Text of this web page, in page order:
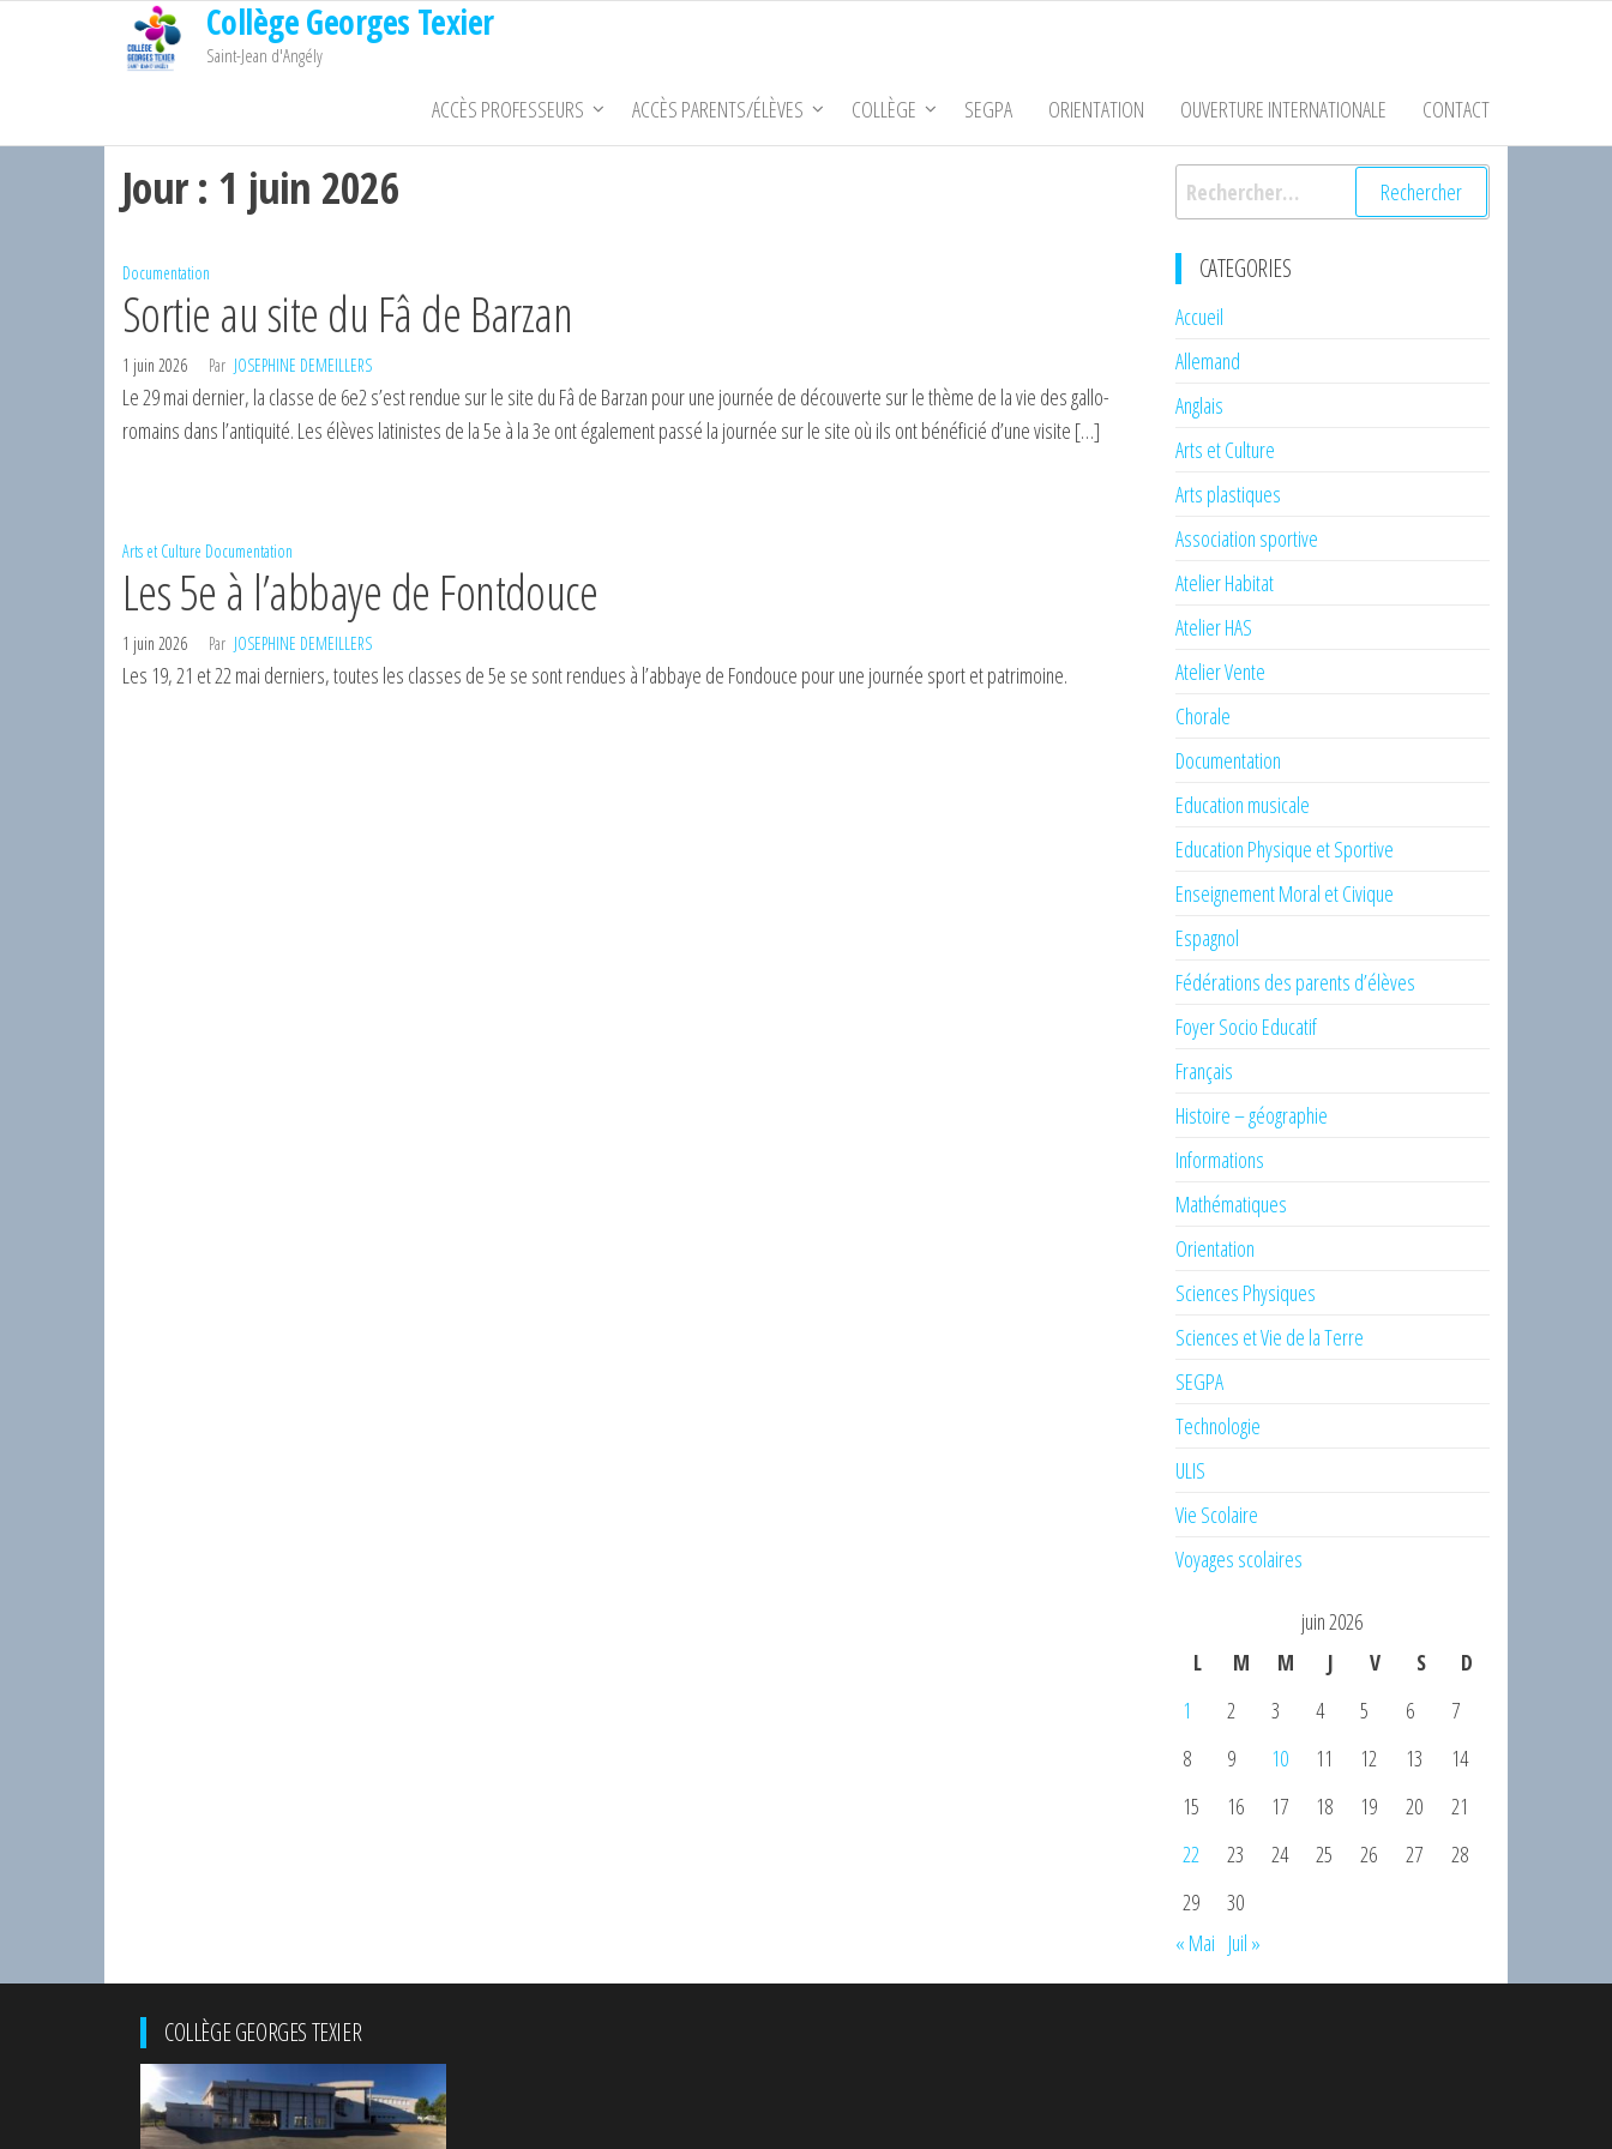
Collège Georges Texier
Saint-Jean d'Angély
ACCÈS PROFESSEURS ACCÈS PARENTS/ÉLÈVES COLLÈGE SEGPA ORIENTATION OUVERTURE INTERNATIONALE CONTACT
Jour : 1 juin 2026
Documentation
Sortie au site du Fâ de Barzan
1 juin 2026 Par JOSEPHINE DEMEILLERS
Le 29 mai dernier, la classe de 6e2 s’est rendue sur le site du Fâ de Barzan pour une journée de découverte sur le thème de la vie des gallo-
romains dans l’antiquité. Les élèves latinistes de la 5e à la 3e ont également passé la journée sur le site où ils ont bénéficié d’une visite […]
Arts et Culture Documentation
Les 5e à l’abbaye de Fontdouce
1 juin 2026 Par JOSEPHINE DEMEILLERS
Les 19, 21 et 22 mai derniers, toutes les classes de 5e se sont rendues à l’abbaye de Fondouce pour une journée sport et patrimoine.
Rechercher :
CATEGORIES
Accueil
Allemand
Anglais
Arts et Culture
Arts plastiques
Association sportive
Atelier Habitat
Atelier HAS
Atelier Vente
Chorale
Documentation
Education musicale
Education Physique et Sportive
Enseignement Moral et Civique
Espagnol
Fédérations des parents d’élèves
Foyer Socio Educatif
Français
Histoire – géographie
Informations
Mathématiques
Orientation
Sciences Physiques
Sciences et Vie de la Terre
SEGPA
Technologie
ULIS
Vie Scolaire
Voyages scolaires
juin 2026
L
M M J V S
D
1
2 3 4 5 6
7
8
9 10 11 12 13
14
15
16 17 18 19 20
21
22
23 24 25 26 27
28
29
30
« Mai Juil »
COLLÈGE GEORGES TEXIER